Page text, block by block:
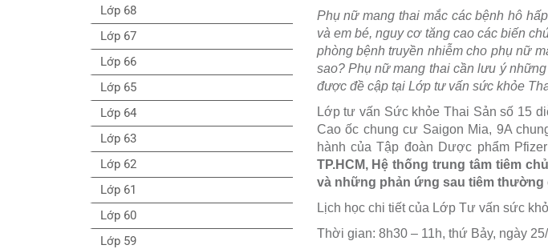
Lớp 68
Lớp 67
Lớp 66
Lớp 65
Lớp 64
Lớp 63
Lớp 62
Lớp 61
Lớp 60
Lớp 59
Phụ nữ mang thai mắc các bệnh hô
và em bé, nguy cơ tăng cao các biến
phòng bệnh truyền nhiễm cho phụ nữ
sao? Phụ nữ mang thai cần lưu ý
được đề cập tại Lớp tư vấn sức khỏe
Lớp tư vấn Sức khỏe Thai Sản số 15
Cao ốc chung cư Saigon Mia, 9A
hành của Tập đoàn Dược phẩm
TP.HCM, Hệ thống trung tâm tiêm
và những phản ứng sau tiêm thường
Lịch học chi tiết của Lớp Tư vấn sức
Thời gian: 8h30 – 11h, thứ Bảy, ngày